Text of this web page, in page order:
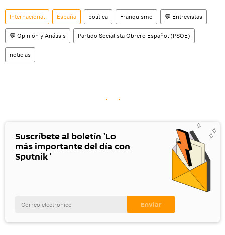
Internacional España política Franquismo 💬 Entrevistas
💬 Opinión y Análisis Partido Socialista Obrero Español (PSOE)
noticias
Suscríbete al boletín 'Lo
más importante del día con
Sputnik '